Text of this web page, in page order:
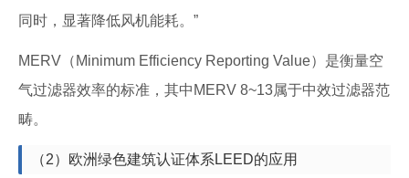
同时，显著降低风机能耗。”
MERV（Minimum Efficiency Reporting Value）是衡量空
气过滤器效率的标准，其中MERV 8~13属于中效过滤器范
畴。
（2）欧洲绿色建筑认证体系LEED的应用